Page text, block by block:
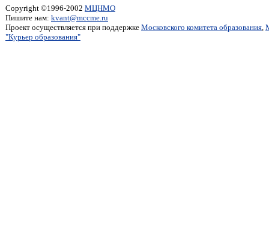
Copyright ©1996-2002 МЦНМО
Пишите нам: kvant@mccme.ru
Проект осуществляется при поддержке Московского комитета образования,
"Курьер образования"